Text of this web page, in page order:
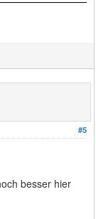
#5
besser hier